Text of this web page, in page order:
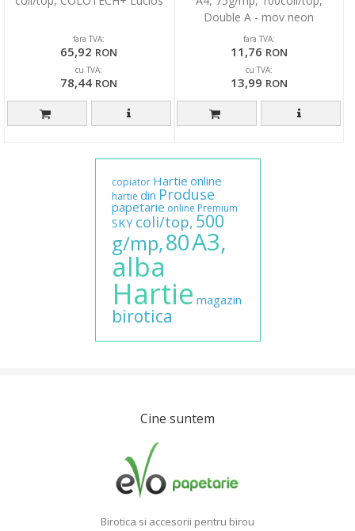
fara TVA:
65,92 RON
cu TVA:
78,44 RON
Double A - mov neon
fara TVA:
11,76 RON
cu TVA:
13,99 RON
copiator Hartie online
hartie din Produse
papetarie online Premium
SKY coli/top, 500
g/mp,80A3,
alba
Hartie magazin
birotica
Cine suntem
Birotica si accesorii pentru birou